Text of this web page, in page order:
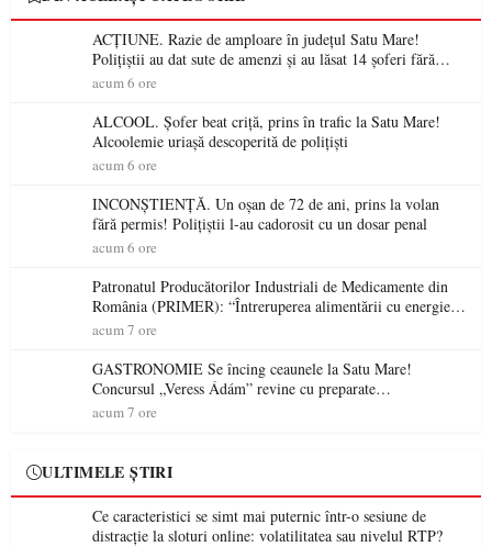
ACȚIUNE. Razie de amploare în județul Satu Mare!
Polițiștii au dat sute de amenzi și au lăsat 14 șoferi fără
permis într-o singură zi
acum 6 ore
ALCOOL. Șofer beat criță, prins în trafic la Satu Mare!
Alcoolemie uriașă descoperită de polițiști
acum 6 ore
INCONȘTIENȚĂ. Un oșan de 72 de ani, prins la volan
fără permis! Polițiștii l-au cadorosit cu un dosar penal
acum 6 ore
Patronatul Producătorilor Industriali de Medicamente din
România (PRIMER): “Întreruperea alimentării cu energie
electrică a fabricilor de medicamente va pune în pericol
acum 7 ore
GASTRONOMIE Se încing ceaunele la Satu Mare!
Concursul „Veress Ádám” revine cu preparate
spectaculoase, premii și un jurat de renume
acum 7 ore
ULTIMELE ȘTIRI
Ce caracteristici se simt mai puternic într-o sesiune de
distracție la sloturi online: volatilitatea sau nivelul RTP?